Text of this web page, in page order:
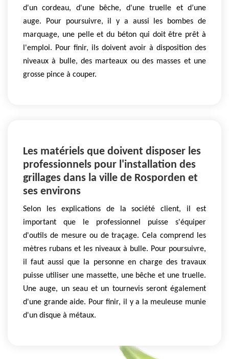
d'un cordeau, d'une bêche, d'une truelle et d’une
auge. Pour poursuivre, il y a aussi les bombes de
marquage, une pelle et du béton qui doit être prêt à
l'emploi. Pour finir, ils doivent avoir à disposition des
niveaux à bulle, des marteaux ou des masses et une
grosse pince à couper.
Les matériels que doivent disposer les
professionnels pour l'installation des
grillages dans la ville de Rosporden et
ses environs
Selon les explications de la société client, il est
important que le professionnel puisse s'équiper
d'outils de mesure ou de traçage. Cela comprend les
mètres rubans et les niveaux à bulle. Pour poursuivre,
il faut aussi que la personne en charge des travaux
puisse utiliser une massette, une bêche et une truelle.
Une auge, un seau et un tournevis seront également
d'une grande aide. Pour finir, il y a la meuleuse munie
d'un disque à métaux.